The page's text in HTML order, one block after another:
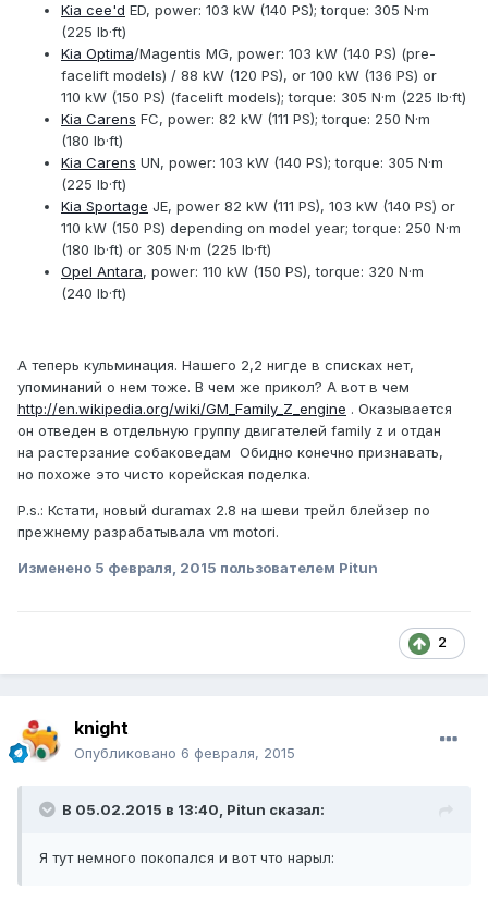
Kia cee'd ED, power: 103 kW (140 PS); torque: 305 N·m
(225 lb·ft)
Kia Optima/Magentis MG, power: 103 kW (140 PS) (pre-
facelift models) / 88 kW (120 PS), or 100 kW (136 PS) or
110 kW (150 PS) (facelift models); torque: 305 N·m (225 lb·ft)
Kia Carens FC, power: 82 kW (111 PS); torque: 250 N·m
(180 lb·ft)
Kia Carens UN, power: 103 kW (140 PS); torque: 305 N·m
(225 lb·ft)
Kia Sportage JE, power 82 kW (111 PS), 103 kW (140 PS) or
110 kW (150 PS) depending on model year; torque: 250 N·m
(180 lb·ft) or 305 N·m (225 lb·ft)
Opel Antara, power: 110 kW (150 PS), torque: 320 N·m
(240 lb·ft)
А теперь кульминация. Нашего 2,2 нигде в списках нет,
упоминаний о нем тоже. В чем же прикол? А вот в чем
http://en.wikipedia.org/wiki/GM_Family_Z_engine . Оказывается
он отведен в отдельную группу двигателей family z и отдан
на растерзание собаковедам Обидно конечно признавать,
но похоже это чисто корейская поделка.
P.s.: Кстати, новый duramax 2.8 на шеви трейл блейзер по
прежнему разрабатывала vm motori.
Изменено 5 февраля, 2015 пользователем Pitun
2
knight
Опубликовано 6 февраля, 2015
В 05.02.2015 в 13:40, Pitun сказал:
Я тут немного покопался и вот что нарыл: